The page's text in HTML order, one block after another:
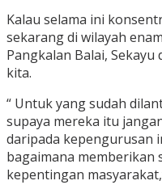
Kalau selama ini
sekarang di wilayah
Pangkalan Balai,
kita.
“ Untuk yang sudah
supaya mereka itu
daripada kepengurusan
bagaimana memberikan
kepentingan